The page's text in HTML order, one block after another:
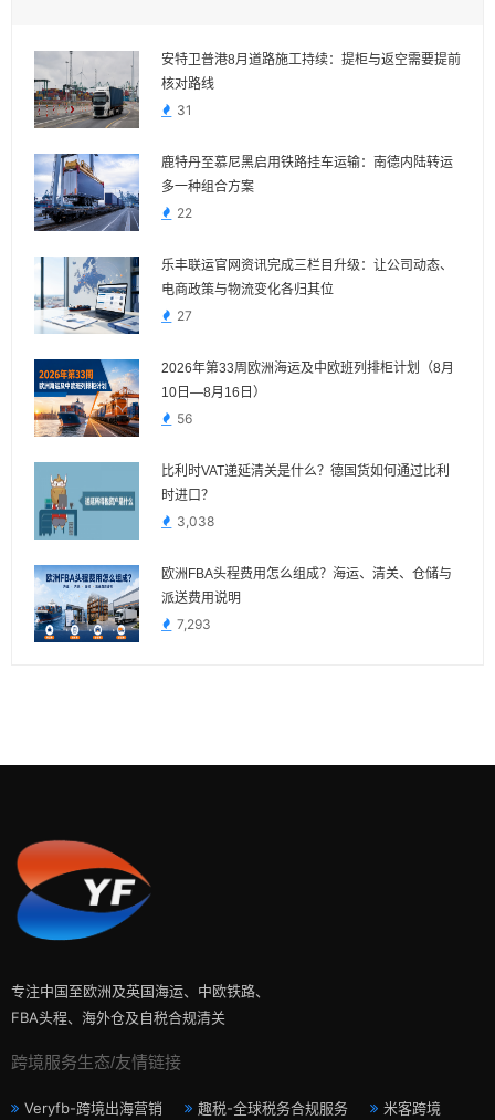
安特卫普港8月道路施工持续：提柜与返空需要提前
核对路线
31
鹿特丹至慕尼黑启用铁路挂车运输：南德内陆转运
多一种组合方案
22
乐丰联运官网资讯完成三栏目升级：让公司动态、
电商政策与物流变化各归其位
27
2026年第33周欧洲海运及中欧班列排柜计划（8月
10日—8月16日）
56
比利时VAT递延清关是什么？德国货如何通过比利
时进口？
3,038
欧洲FBA头程费用怎么组成？海运、清关、仓储与
派送费用说明
7,293
专注中国至欧洲及英国海运、中欧铁路、
FBA头程、海外仓及自税合规清关
跨境服务生态/友情链接
Veryfb-跨境出海营销 趣税-全球税务合规服务 米客跨境